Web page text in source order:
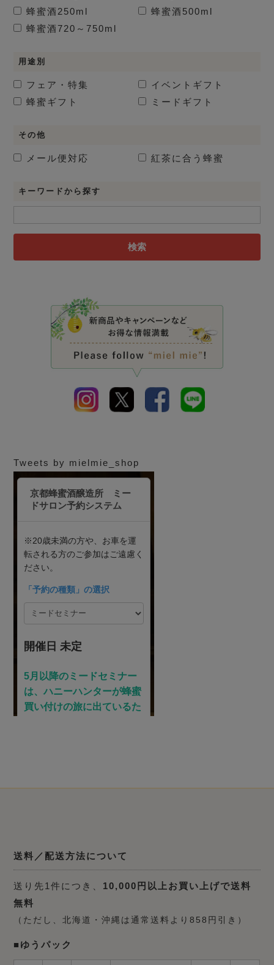
蜂蜜酒 250ml 蜂蜜酒 500ml
蜂蜜酒720～750ml
用途別
フェア・特集
イベントギフト
蜂蜜ギフト
ミードギフト
その他
メール便対応 紅茶に合う蜂蜜
キーワードから探す
検索
Tweets by mielmie_shop
送料／配送方法について
送り先1件につき、 10,000円以上お買い上げで送料
無料
（ただし、北海道・沖縄は通常送料より858円引き）
■ゆうパック